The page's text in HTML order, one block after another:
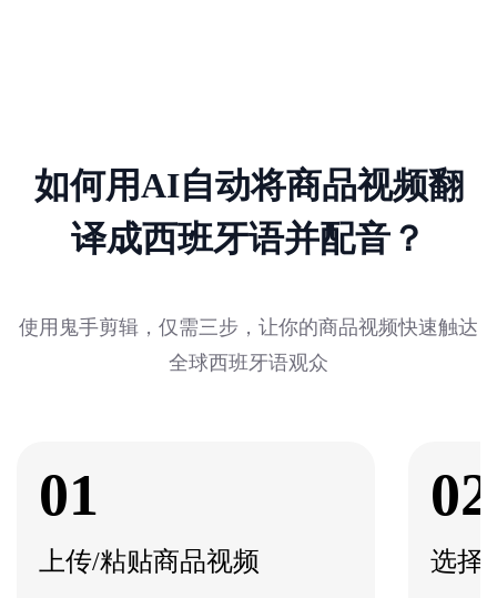
如何用AI自动将商品视频翻
译成西班牙语并配音？
使用鬼手剪辑，仅需三步，让你的商品视频快速触达
全球西班牙语观众
01
上传/粘贴商品视频
02
选择